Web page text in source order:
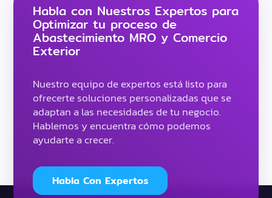
Habla con Nuestros Expertos para
Optimizar tu proceso de
Abastecimiento MRO y Comercio
Exterior
Nuestro equipo de expertos está listo para
ofrecerte soluciones personalizadas que se
adaptan a las necesidades de tu negocio.
Hablemos y encuentra cómo podemos
ayudarte a crecer.
Habla Con Expertos